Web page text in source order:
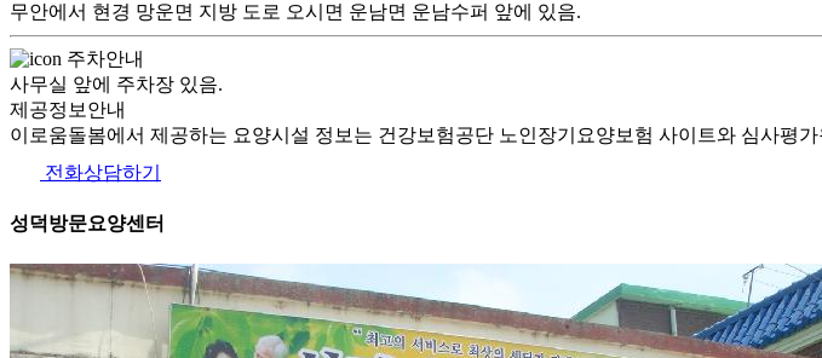
무안에서 현경 망운면 지방 도로 오시면 운남면 운남수퍼 앞에 있음.
주차안내
사무실 앞에 주차장 있음.
제공정보안내
이로움돌봄에서 제공하는 요양시설 정보는 건강보험공단 노인장기요양보험 사이트와 심사평
전화상담하기
성덕방문요양센터